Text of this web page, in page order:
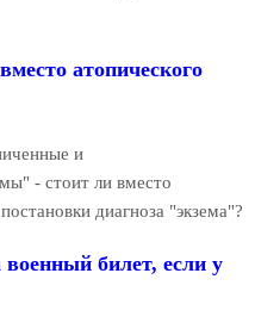
атопического
и
- стоит ли вместо
диагноза "экзема"?
билет, если у